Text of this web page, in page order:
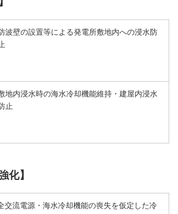
波壁の設置等による発電所敷地内への浸水防
地内浸水時の海水冷却機能維持・建屋内浸水
止
化】
交流電源・海水冷却機能の喪失を仮定した冷